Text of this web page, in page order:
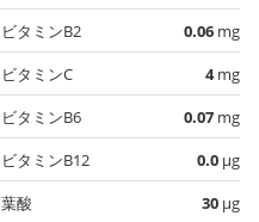
ビタミンB2
0.06 mg
ビタミンC
4mg
ビタミンB6
0.07 mg
ビタミンB12
0.0 µg
葉酸
30 µg